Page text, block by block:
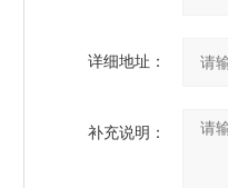
详细地址：
补充说明：